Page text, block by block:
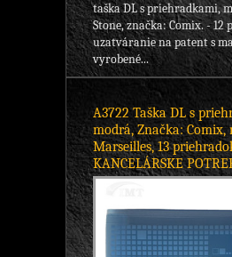
taška DL s priehradkami,
Stone, značka: Comix. - 12
uzatváranie na patent s
vyrobené...
A3722 Taška DL s
modrá, Značka: Comix,
Marseilles, 13
KANCELÁRSKE